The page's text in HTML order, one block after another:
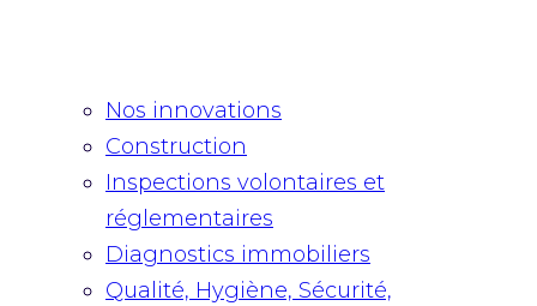
Nos innovations
Construction
Inspections volontaires et
réglementaires
Diagnostics immobiliers
Qualité, Hygiène, Sécurité,